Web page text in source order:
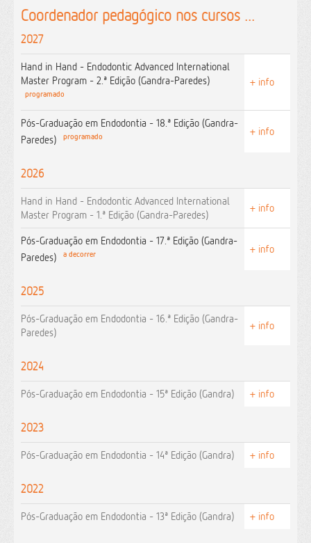
Coordenador pedagógico nos cursos ...
2027
Hand in Hand - Endodontic Advanced International
Master Program - 2.ª Edição (Gandra-Paredes)
programado
+ info
Pós-Graduação em Endodontia - 18.ª Edição (Gandra-
Paredes)
programado + info
2026
Hand in Hand - Endodontic Advanced International
Master Program - 1.ª Edição (Gandra-Paredes)
+ info
Pós-Graduação em Endodontia - 17.ª Edição (Gandra-
Paredes)
a decorrer + info
2025
Pós-Graduação em Endodontia - 16.ª Edição (Gandra-
Paredes)
+ info
2024
Pós-Graduação em Endodontia - 15ª Edição (Gandra) + info
2023
Pós-Graduação em Endodontia - 14ª Edição (Gandra) + info
2022
Pós-Graduação em Endodontia - 13ª Edição (Gandra) + info